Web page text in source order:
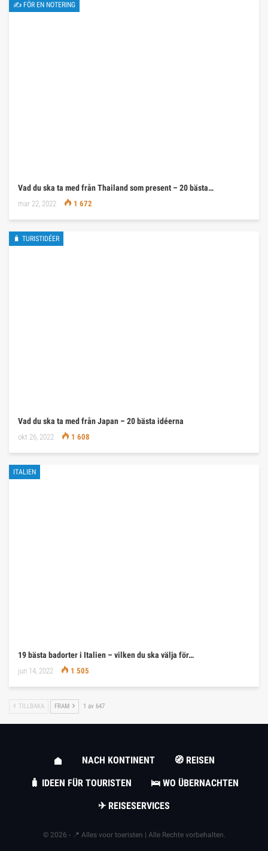
✍ FÖR EN NOTERING
Vad du ska ta med från Thailand som present – 20 bästa…
mar 22, 2022 1 672
🧳 TURISTIDÉER
Vad du ska ta med från Japan – 20 bästa idéerna
okt 26, 2022 1 608
ITALIEN
19 bästa badorter i Italien – vilken du ska välja för…
jun 14, 2022 1 505
TILLBAKA FRAM 1 av 647
NACH KONTINENT
🧭 REISEN
🧳 IDEEN FÜR TOURISTEN
🛌 WO ÜBERNACHTEN
✈ REISESERVICES
© 2026 - 📍 Alles voor toeristen | Alle Rechte vorbehalten.